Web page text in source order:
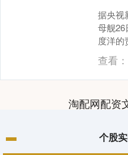
据央视
母舰26
度洋的
上证
朗发动
查看：
淘配网配资
个股